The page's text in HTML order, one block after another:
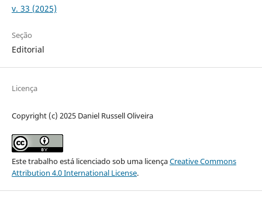
v. 33 (2025)
Seção
Editorial
Licença
Copyright (c) 2025 Daniel Russell Oliveira
Este trabalho está licenciado sob uma licençaCreative Commons
Attribution 4.0 International License.